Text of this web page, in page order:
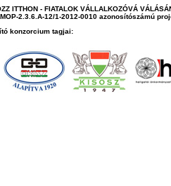
ITTHON - FIATALOK VÁLLALKOZÓVÁ
2.3.6.A-12/1-2012-0010 azonosítószámú
konzorcium tagjai: